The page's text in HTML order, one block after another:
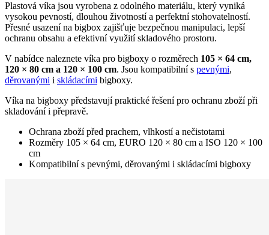
Plastová víka jsou vyrobena z odolného materiálu, který vyniká
vysokou pevností, dlouhou životností a perfektní stohovatelností.
Přesné usazení na bigbox zajišťuje bezpečnou manipulaci, lepší
ochranu obsahu a efektivní využití skladového prostoru.
V nabídce naleznete víka pro bigboxy o rozměrech 105 × 64 cm,
120 × 80 cm a 120 × 100 cm. Jsou kompatibilní s pevnými,
děrovanými i skládacími bigboxy.
Víka na bigboxy představují praktické řešení pro ochranu zboží při
skladování i přepravě.
Ochrana zboží před prachem, vlhkostí a nečistotami
Rozměry 105 × 64 cm, EURO 120 × 80 cm a ISO 120 × 100
cm
Kompatibilní s pevnými, děrovanými i skládacími bigboxy